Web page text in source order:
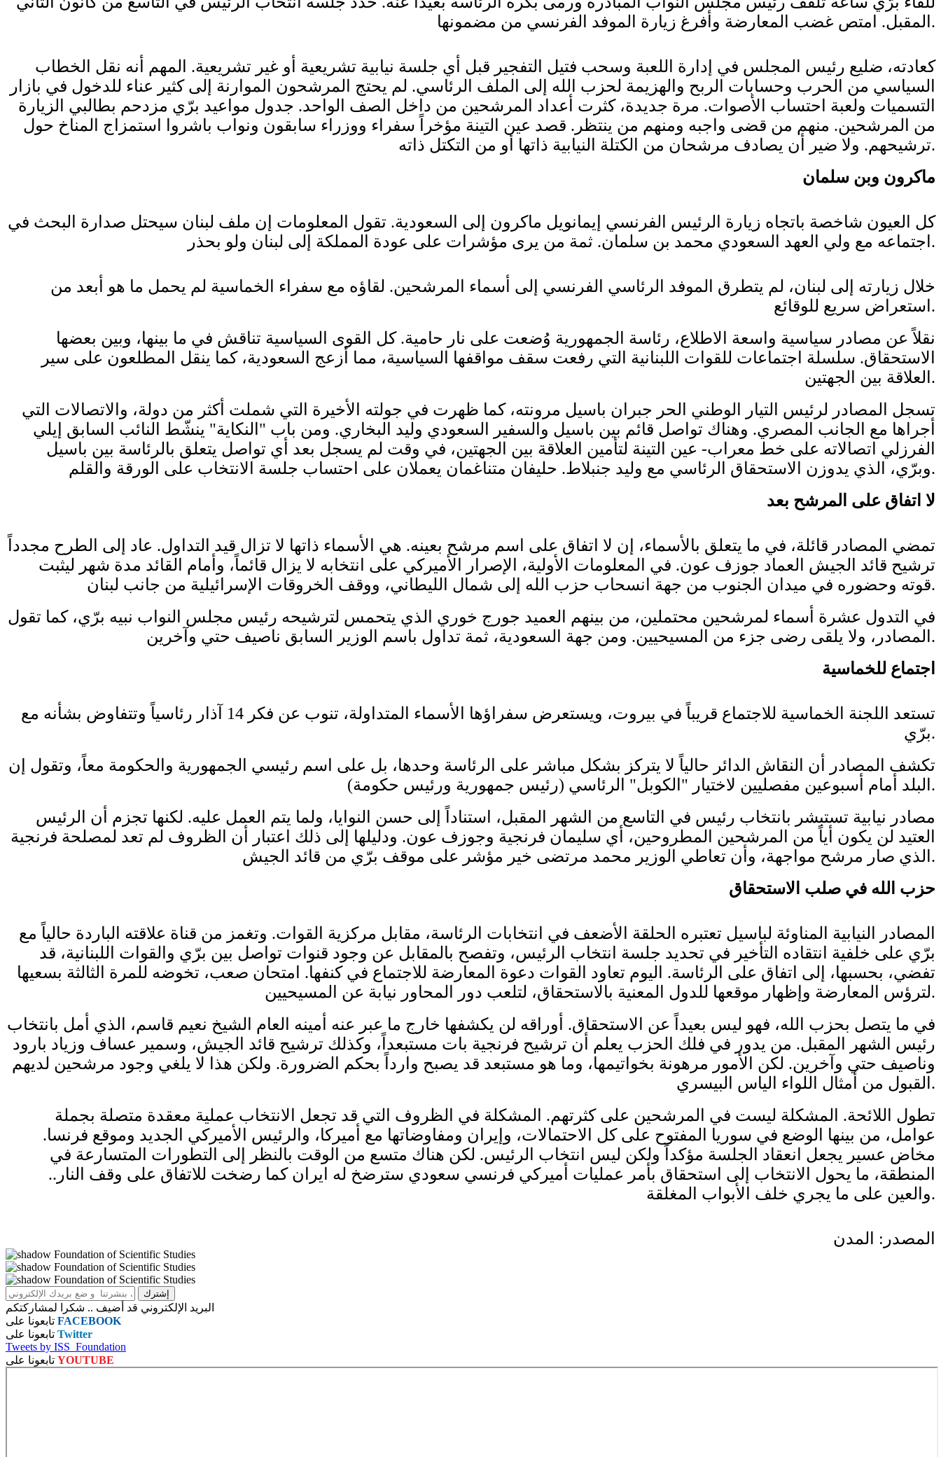
المقبل. امتص غضب المعارضة وأفرغ زيارة الموفد الفرنسي من مضمونها.
كعادته، ضليع رئيس المجلس في إدارة اللعبة وسحب فتيل التفجير قبل أي جلسة نيابية تشريعية أو غير تشريعية. المهم أنه نقل الخطاب
السياسي من الحرب وحسابات الربح والهزيمة لحزب الله إلى الملف الرئاسي. لم يحتج المرشحون الموارنة إلى كثير عناء للدخول في بازار
التسميات ولعبة احتساب الأصوات. مرة جديدة، كثرت أعداد المرشحين من داخل الصف الواحد. جدول مواعيد برّي مزدحم بطالبي الزيارة
من المرشحين. منهم من قضى واجبه ومنهم من ينتظر. قصد عين التينة مؤخراً سفراء ووزراء سابقون ونواب باشروا استمزاج المناخ حول
ترشيحهم. ولا ضير أن يصادف مرشحان من الكتلة النيابية ذاتها أو من التكتل ذاته.
ماكرون وبن سلمان
كل العيون شاخصة باتجاه زيارة الرئيس الفرنسي إيمانويل ماكرون إلى السعودية. تقول المعلومات إن ملف لبنان سيحتل صدارة البحث في
اجتماعه مع ولي العهد السعودي محمد بن سلمان. ثمة من يرى مؤشرات على عودة المملكة إلى لبنان ولو بحذر.
خلال زيارته إلى لبنان، لم يتطرق الموفد الرئاسي الفرنسي إلى أسماء المرشحين. لقاؤه مع سفراء الخماسية لم يحمل ما هو أبعد من
استعراض سريع للوقائع.
نقلاً عن مصادر سياسية واسعة الاطلاع، رئاسة الجمهورية وُضعت على نار حامية. كل القوى السياسية تناقش في ما بينها، وبين بعضها
الاستحقاق. سلسلة اجتماعات للقوات اللبنانية التي رفعت سقف مواقفها السياسية، مما أزعج السعودية، كما ينقل المطلعون على سير
العلاقة بين الجهتين.
تسجل المصادر لرئيس التيار الوطني الحر جبران باسيل مرونته، كما ظهرت في جولته الأخيرة التي شملت أكثر من دولة، والاتصالات التي
أجراها مع الجانب المصري. وهناك تواصل قائم بين باسيل والسفير السعودي وليد البخاري. ومن باب "النكاية" ينشّط النائب السابق إيلي
الفرزلي اتصالاته على خط معراب- عين التينة لتأمين العلاقة بين الجهتين، في وقت لم يسجل بعد أي تواصل يتعلق بالرئاسة بين باسيل
وبرّي، الذي يدوزن الاستحقاق الرئاسي مع وليد جنبلاط. حليفان متناغمان يعملان على احتساب جلسة الانتخاب على الورقة والقلم.
لا اتفاق على المرشح بعد
تمضي المصادر قائلة، في ما يتعلق بالأسماء، إن لا اتفاق على اسم مرشح بعينه. هي الأسماء ذاتها لا تزال قيد التداول. عاد إلى الطرح مجدداً
ترشيح قائد الجيش العماد جوزف عون. في المعلومات الأولية، الإصرار الأميركي على انتخابه لا يزال قائماً، وأمام القائد مدة شهر ليثبت
قوته وحضوره في ميدان الجنوب من جهة انسحاب حزب الله إلى شمال الليطاني، ووقف الخروقات الإسرائيلية من جانب لبنان.
في التدول عشرة أسماء لمرشحين محتملين، من بينهم العميد جورج خوري الذي يتحمس لترشيحه رئيس مجلس النواب نبيه برّي، كما تقول
المصادر، ولا يلقى رضى جزء من المسيحيين. ومن جهة السعودية، ثمة تداول باسم الوزير السابق ناصيف حتي وآخرين.
اجتماع للخماسية
تستعد اللجنة الخماسية للاجتماع قريباً في بيروت، ويستعرض سفراؤها الأسماء المتداولة، تنوب عن فكر 14 آذار رئاسياً وتتفاوض بشأنه مع
برّي.
تكشف المصادر أن النقاش الدائر حالياً لا يتركز بشكل مباشر على الرئاسة وحدها، بل على اسم رئيسي الجمهورية والحكومة معاً، وتقول إن
البلد أمام أسبوعين مفصليين لاختيار "الكوبل" الرئاسي (رئيس جمهورية ورئيس حكومة).
مصادر نيابية تستبشر بانتخاب رئيس في التاسع من الشهر المقبل، استناداً إلى حسن النوايا، ولما يتم العمل عليه. لكنها تجزم أن الرئيس
العتيد لن يكون أياً من المرشحين المطروحين، أي سليمان فرنجية وجوزف عون. ودليلها إلى ذلك اعتبار أن الظروف لم تعد لمصلحة فرنجية
الذي صار مرشح مواجهة، وأن تعاطي الوزير محمد مرتضى خير مؤشر على موقف برّي من قائد الجيش.
حزب الله في صلب الاستحقاق
المصادر النيابية المناوئة لباسيل تعتبره الحلقة الأضعف في انتخابات الرئاسة، مقابل مركزية القوات. وتغمز من قناة علاقته الباردة حالياً مع
برّي على خلفية انتقاده التأخير في تحديد جلسة انتخاب الرئيس، وتفصح بالمقابل عن وجود قنوات تواصل بين برّي والقوات اللبنانية، قد
تفضي، بحسبها، إلى اتفاق على الرئاسة. اليوم تعاود القوات دعوة المعارضة للاجتماع في كنفها. امتحان صعب، تخوضه للمرة الثالثة بسعيها
لترؤس المعارضة وإظهار موقعها للدول المعنية بالاستحقاق، لتلعب دور المحاور نيابة عن المسيحيين.
في ما يتصل بحزب الله، فهو ليس بعيداً عن الاستحقاق. أوراقه لن يكشفها خارج ما عبر عنه أمينه العام الشيخ نعيم قاسم، الذي أمل بانتخاب
رئيس الشهر المقبل. من يدور في فلك الحزب يعلم أن ترشيح فرنجية بات مستبعداً، وكذلك ترشيح قائد الجيش، وسمير عساف وزياد بارود
وناصيف حتي وآخرين. لكن الأمور مرهونة بخواتيمها، وما هو مستبعد قد يصبح وارداً بحكم الضرورة. ولكن هذا لا يلغي وجود مرشحين لديهم
القبول من أمثال اللواء الياس البيسري.
تطول اللائحة. المشكلة ليست في المرشحين على كثرتهم. المشكلة في الظروف التي قد تجعل الانتخاب عملية معقدة متصلة بجملة
عوامل، من بينها الوضع في سوريا المفتوح على كل الاحتمالات، وإيران ومفاوضاتها مع أميركا، والرئيس الأميركي الجديد وموقع فرنسا.
مخاض عسير يجعل انعقاد الجلسة مؤكداً ولكن ليس انتخاب الرئيس. لكن هناك متسع من الوقت بالنظر إلى التطورات المتسارعة في
المنطقة، ما يحول الانتخاب إلى استحقاق بأمر عمليات أميركي فرنسي سعودي سترضخ له ايران كما رضخت للاتفاق على وقف النار..
والعين على ما يجري خلف الأبواب المغلقة.
المصدر: المدن
البريد الإلكتروني قد أضيف .. شكرا لمشاركتكم
FACEBOOK
Twitter
Tweets by ISS_Foundation
YOUTUBE